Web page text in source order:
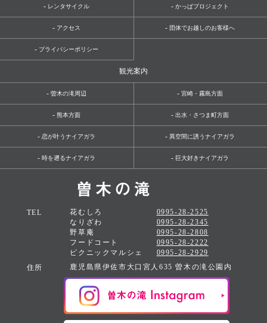
- レンタサイクル -かっぱプロジェクト
- アクセス - 団体でお越しのお客様へ
- プライバシーポリシー
観光案内
-曽木の滝周辺 -宮崎・霧島方面
-熊本方面 -出水・さつま町方面
-恋が叶うナイアガラ -異空間に誘うナイアガラ
-時を遡るナイアガラ - 巨大好きナイアガラ
TEL 花むしろ
0995-28-2525
なりざわ
0995-28-2345
野草庵
0995-28-2808
フードコート
0995-28-2222
ピクニックマルシェ
0995-28-2929
住所
鹿児島県伊佐市大口宮人635 曽木の滝公園内